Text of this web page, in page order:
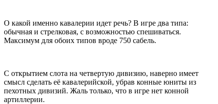
О какой именно кавалерии идет речь? В игре два типа:
обычная и стрелковая, с возможностью спешиваться.
Максимум для обоих типов вроде 750 сабель.
С открытием слота на четвертую дивизию, наверно имеет
смысл сделать её кавалерийской, убрав конные юниты из
пехотных дивизий. Жаль только, что в игре нет конной
артиллерии.